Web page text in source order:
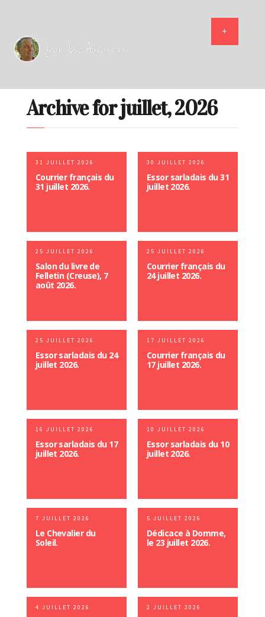
Archive for juillet, 2026
31 JUILLET 2026
Courrier français du
31 juillet 2026.
30 JUILLET 2026
Essor sarladais du 31
juillet 2026.
25 JUILLET 2026
Salon du livre de
Felletin (Creuse), 7
août 2026.
25 JUILLET 2026
Courrier français du
24 juillet 2026.
25 JUILLET 2026
Essor sarladais du 24
juillet 2026.
17 JUILLET 2026
Courrier français du
17 juillet 2026.
16 JUILLET 2026
Essor sarladais du 17
juillet 2026.
10 JUILLET 2026
Essor sarladais du 10
juillet 2026.
7 JUILLET 2026
Le Chevalier du
Soleil.
5 JUILLET 2026
Dédicace à Domme,
le 23 juillet 2026.
4 JUILLET 2026 2 JUILLET 2026